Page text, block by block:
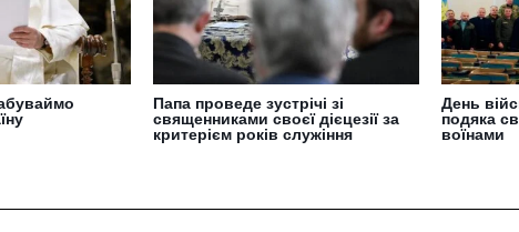
Папа проведе зустрічі зі
священниками своєї дієцезії за
критерієм років служіння
День
подяка
воїнами